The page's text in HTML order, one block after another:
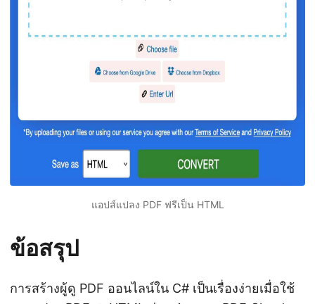
แอปส์แปลง PDF ฟรีเป็น HTML
ข้อสรุป
การสร้างผู้ดู PDF ออนไลน์ใน C# เป็นเรื่องง่ายเมื่อใช้